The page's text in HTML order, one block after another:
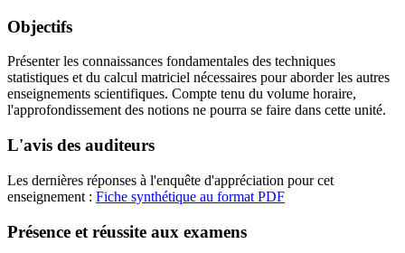
Objectifs
Présenter les connaissances fondamentales des techniques
statistiques et du calcul matriciel nécessaires pour aborder les autres
enseignements scientifiques. Compte tenu du volume horaire,
l'approfondissement des notions ne pourra se faire dans cette unité.
L'avis des auditeurs
Les dernières réponses à l'enquête d'appréciation pour cet
enseignement : Fiche synthétique au format PDF
Présence et réussite aux examens